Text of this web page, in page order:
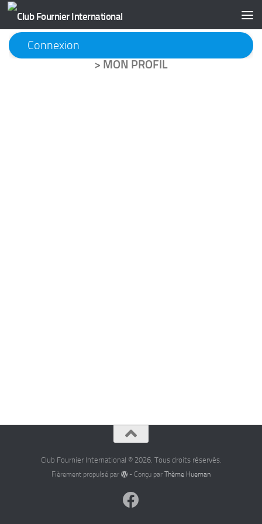
Skip to content
Connexion
> MON PROFIL
Club Fournier International © 2026. Tous droits réservés.
Fièrement propulsé par - Conçu parThème Hueman